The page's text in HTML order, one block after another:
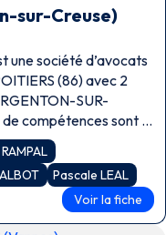
sur-Creuse)
une société d’avocats
(86) avec 2
SUR-
compétences sont le
le droit […]
Pascale LEAL
Voir la fiche